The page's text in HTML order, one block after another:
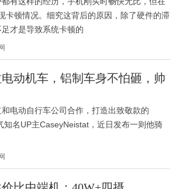
卡顿情况。细究这背后的原因，除了硬件的滞
才是导致系统卡顿的
动机车，铝制车身不怕砸，帅
电动自行车公司合作，打造出致敬款的
知名UP主CaseyNeistat，近日发布一则他骑